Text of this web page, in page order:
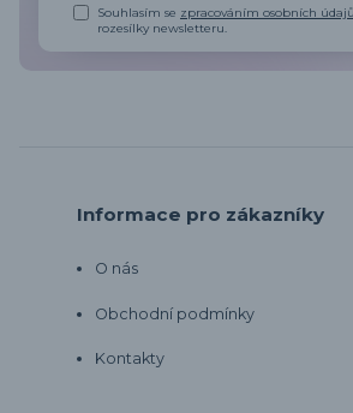
Souhlasím se zpracováním osobních údajů
rozesílky newsletteru.
Informace pro zákazníky
O nás
Obchodní podmínky
Kontakty